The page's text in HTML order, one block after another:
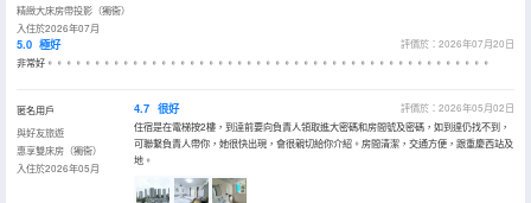
精緻大床房帶投影（獨衞）
入住於2026年07月
5.0 極好
評價於：2026年07月20日
非常好。。。。。。。。。。。。。。。。。。。。。。。。。。。。。。。。。。。。。。。。。。。。。。。
匿名用戶
與好友旅遊
惠享雙床房（獨衞）
入住於2026年05月
4.7 很好
評價於：2026年05月02日
住宿是在電梯按2樓，到逹前要向負責人領取進大密碼和房間號及密碼，如到達仍找不到，
可聯繫負責人帶你，她很快出現，會很親切給你介紹。房間清潔，交通方便，跟重慶西站及
地。